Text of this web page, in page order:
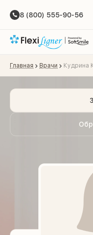
8 (800) 555-90-56
Главная Врачи Кудрина